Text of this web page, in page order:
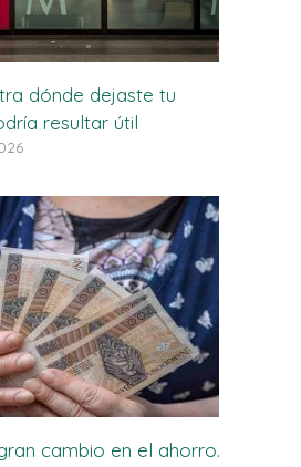
dónde dejaste tu
resultar útil
cambio en el ahorro.